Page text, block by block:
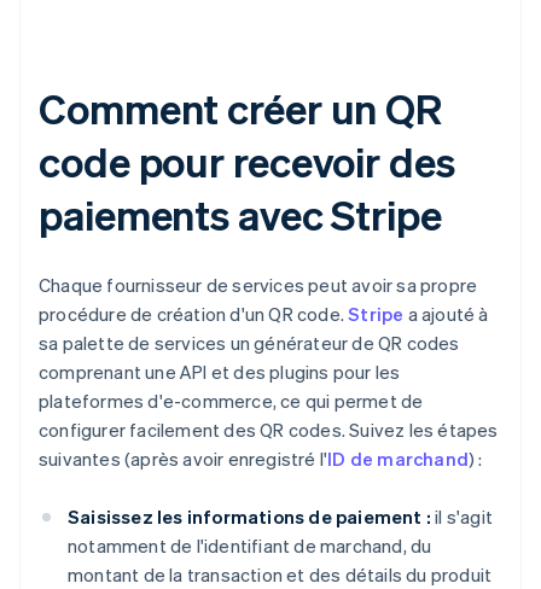
Comment créer un QR
code pour recevoir des
paiements avec Stripe
Chaque fournisseur de services peut avoir sa propre
procédure de création d'un QR code.Stripe a ajouté à
sa palette de services un générateur de QR codes
comprenant une API et des plugins pour les
plateformes d'e-commerce, ce qui permet de
configurer facilement des QR codes. Suivez les étapes
suivantes (après avoir enregistré l'ID de marchand) :
Saisissez les informations de paiement : il s'agit
notamment de l'identifiant de marchand, du
montant de la transaction et des détails du produit